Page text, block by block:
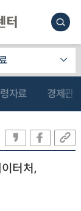
자료 경제관
터처,